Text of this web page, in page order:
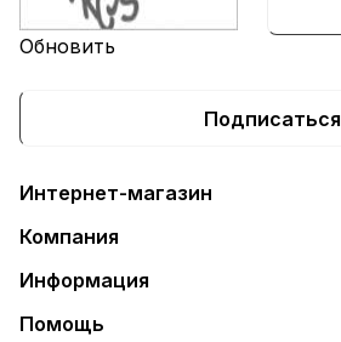
Обновить
Подписаться
Интернет-магазин
Компания
Информация
Помощь